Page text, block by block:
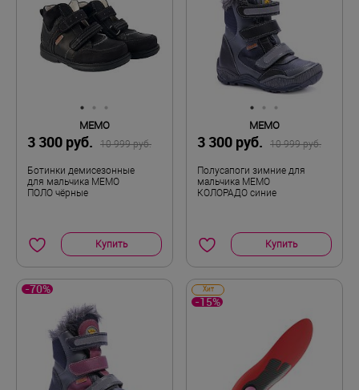
MEMO
3 300 руб. 10 999 руб.
Ботинки демисезонные
для мальчика MEMO
ПОЛО чёрные
Купить
MEMO
3 300 руб. 10 999 руб.
Полусапоги зимние для
мальчика MEMO
КОЛОРАДО синие
Купить
-70% Хит
-15%